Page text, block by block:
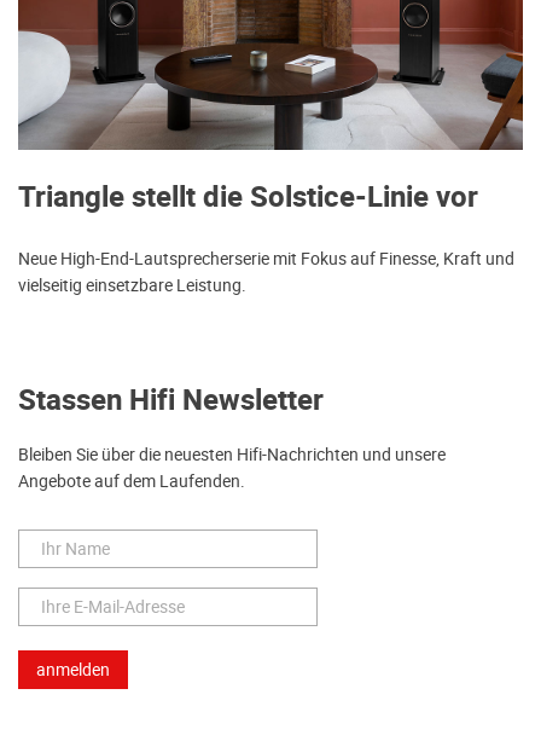
Triangle stellt die Solstice-Linie vor
Neue High-End-Lautsprecherserie mit Fokus auf Finesse, Kraft und
vielseitig einsetzbare Leistung.
Stassen Hifi Newsletter
Bleiben Sie über die neuesten Hifi-Nachrichten und unsere
Angebote auf dem Laufenden.